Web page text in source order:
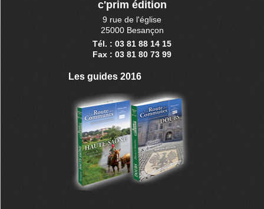
c'prim édition
9 rue de l'église
25000 Besançon
Tél. : 03 81 88 14 15
Fax : 03 81 80 73 99
Les guides 2016